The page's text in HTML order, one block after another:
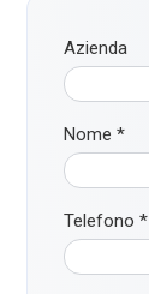
Azienda
Nome*
Telefono*